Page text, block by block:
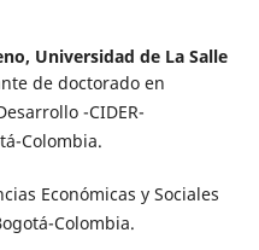
Universidad de La Salle
de doctorado en
-CIDER-
Colombia.
Económicas y Sociales
Colombia.